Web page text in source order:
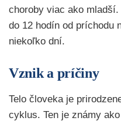
choroby viac ako
do 12 hodín od príchodu
niekoľko dní.
Vznik a príčiny
Telo človeka je
cyklus. Ten je známy